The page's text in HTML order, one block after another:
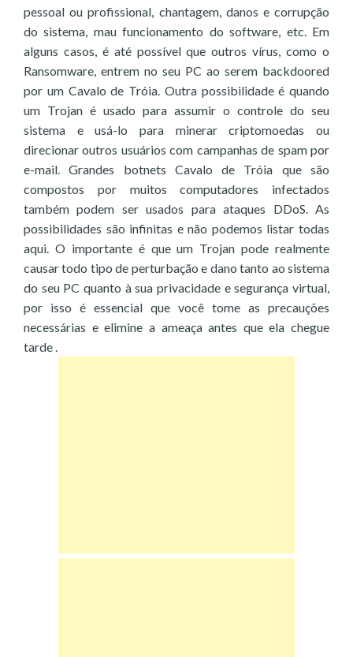
pessoal ou profissional, chantagem, danos e corrupção
do sistema, mau funcionamento do software, etc. Em
alguns casos, é até possível que outros vírus, como o
Ransomware, entrem no seu PC ao serem backdoored
por um Cavalo de Tróia. Outra possibilidade é quando
um Trojan é usado para assumir o controle do seu
sistema e usá-lo para minerar criptomoedas ou
direcionar outros usuários com campanhas de spam por
e-mail. Grandes botnets Cavalo de Tróia que são
compostos por muitos computadores infectados
também podem ser usados para ataques DDoS. As
possibilidades são infinitas e não podemos listar todas
aqui. O importante é que um Trojan pode realmente
causar todo tipo de perturbação e dano tanto ao sistema
do seu PC quanto à sua privacidade e segurança virtual,
por isso é essencial que você tome as precauções
necessárias e elimine a ameaça antes que ela chegue
tarde .